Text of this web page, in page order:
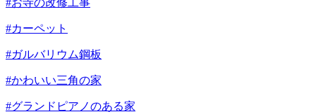
#お寺の改修工事
#カーペット
#ガルバリウム鋼板
#かわいい三角の家
#グランドピアノのある家